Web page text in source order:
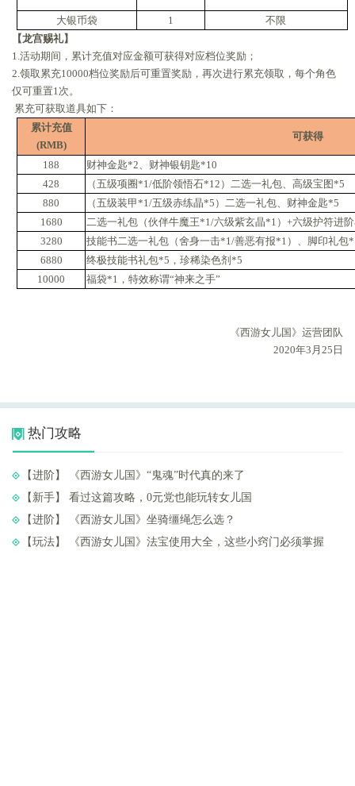
大银币袋 1
不限
【龙宫赐礼】
1.活动期间，累计充值对应金额可获得对应档位奖励；
2.领取累充10000档位奖励后可重置奖励，再次进行累充领取，每个角色
仅可重置1次。
累充可获取道具如下：
累计充值
(RMB)
可获得
188
财神金匙*2、财神银钥匙*10
428
（五级项圈*1/低阶领悟石*12）二选一礼包、高级宝图*5
880
（五级装甲*1/五级赤练晶*5）二选一礼包、财神金匙*5
1680
二选一礼包（伙伴牛魔王*1/六级紫玄晶*1）+六级护符进
3280
技能书二选一礼包（舍身一击*1/善恶有报*1）、脚印礼包
6880
终极技能书礼包*5，珍稀染色剂*5
10000
福袋*1，特效称谓“神来之手”
《西游女儿国》运营团队
2020年3 月25 日
热门攻略
【进阶】 ​《西游女儿国》“鬼魂”时代真的来了
【新手】 ​看过这篇攻略，0元党也能玩转女儿国
【进阶】 ​《西游女儿国》坐骑缰绳怎么选？
【玩法】 ​《西游女儿国》法宝使用大全，这些小窍门必须掌握